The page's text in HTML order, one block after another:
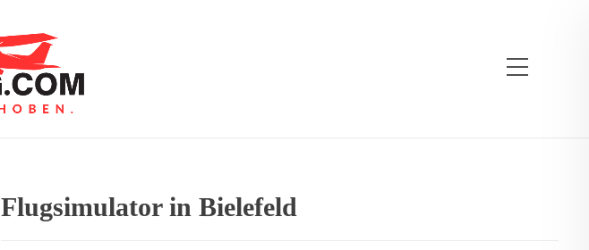
Flugsimulator in Bielefeld